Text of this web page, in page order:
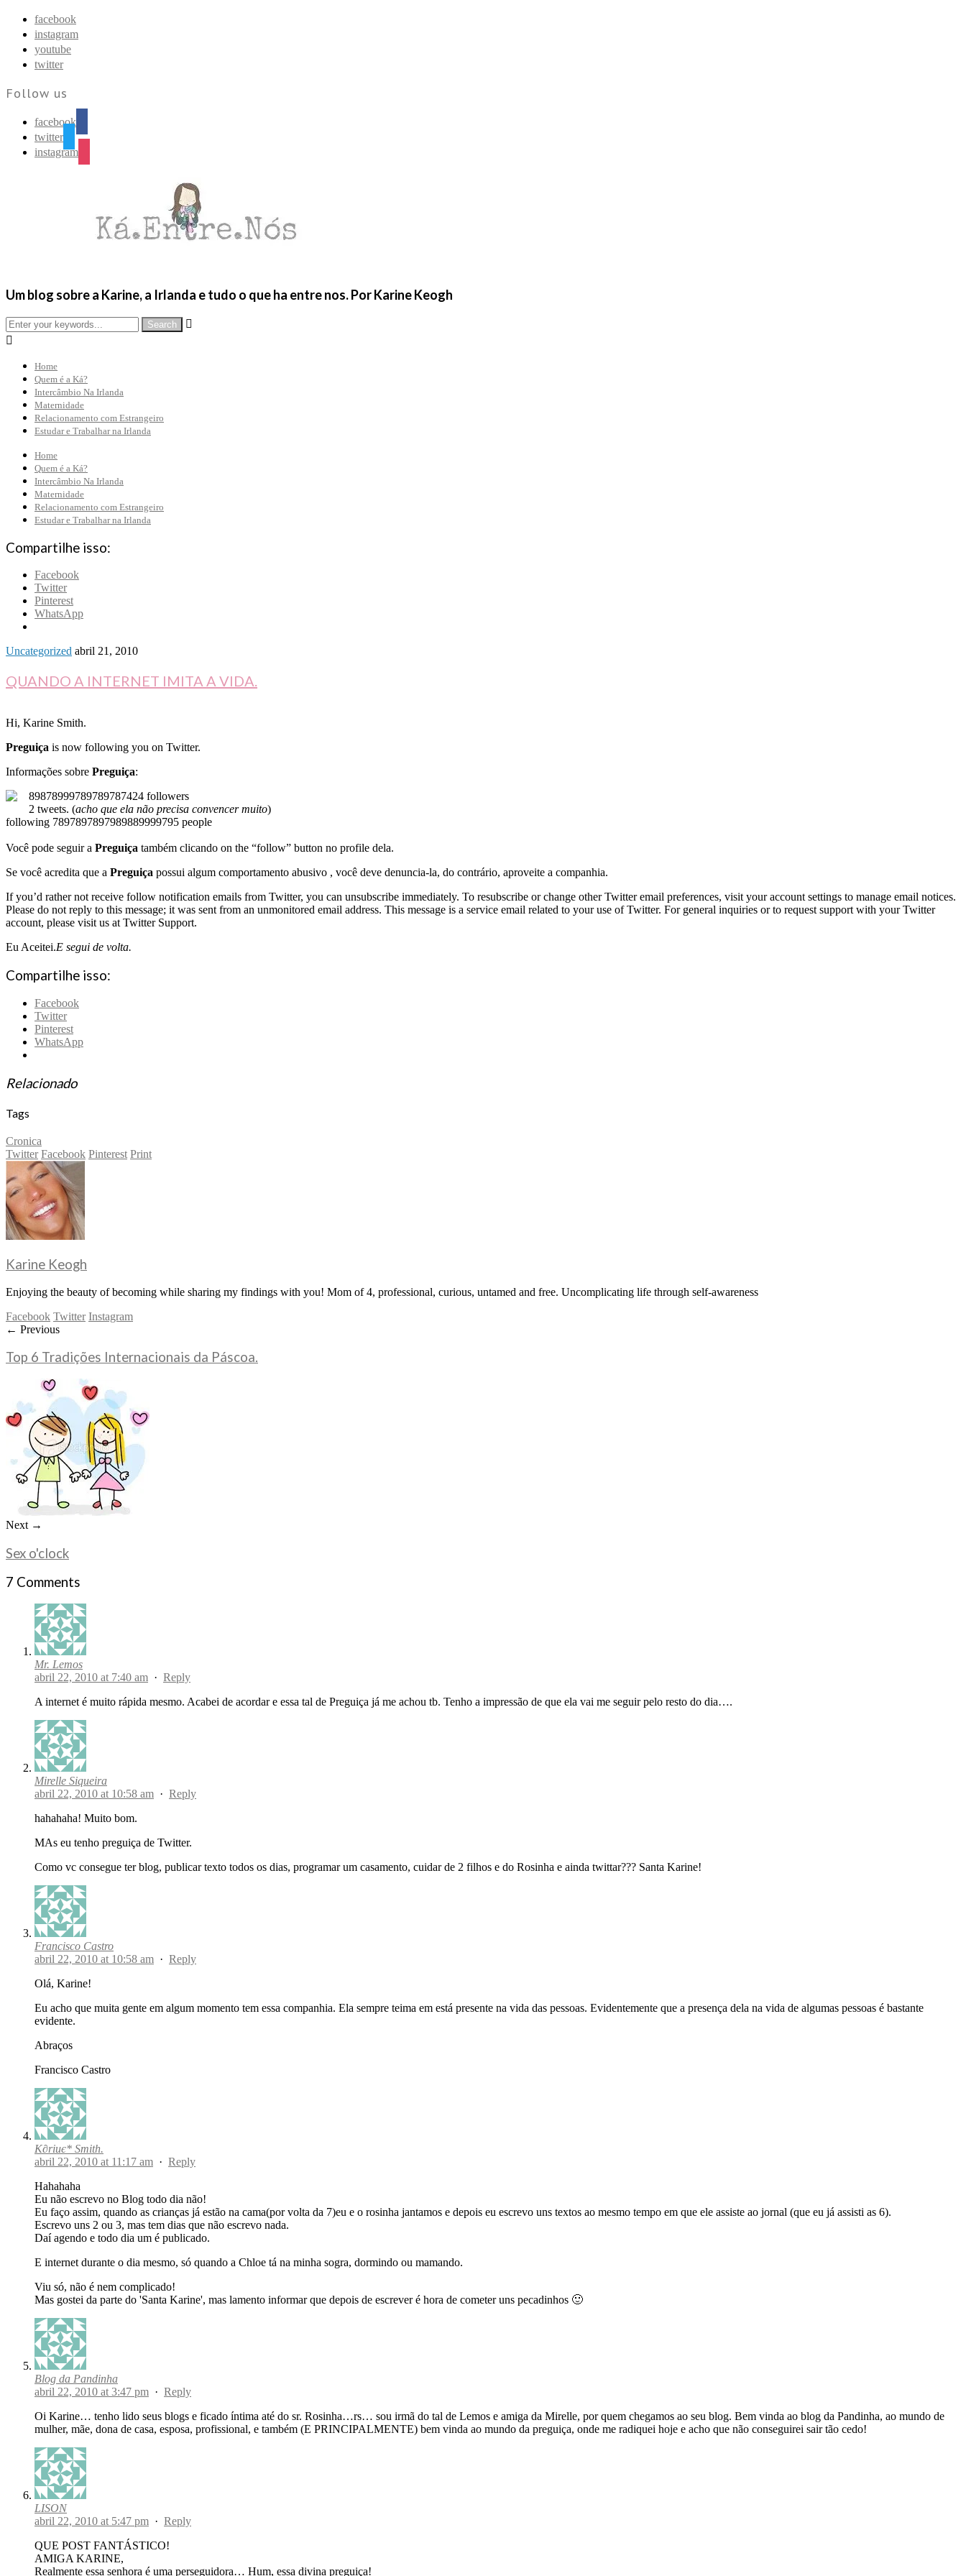
facebook
instagram
youtube
twitter
Follow us
facebook
twitter
instagram
Um blog sobre a Karine, a Irlanda e tudo o que ha entre nos. Por Karine Keogh


Home
Quem é a Ká?
Intercâmbio Na Irlanda
Maternidade
Relacionamento com Estrangeiro
Estudar e Trabalhar na Irlanda
Home
Quem é a Ká?
Intercâmbio Na Irlanda
Maternidade
Relacionamento com Estrangeiro
Estudar e Trabalhar na Irlanda
Compartilhe isso:
Facebook
Twitter
Pinterest
WhatsApp
Uncategorized abril 21, 2010
QUANDO A INTERNET IMITA A VIDA.
Hi, Karine Smith.
Preguiça is now following you on Twitter.
Informações sobre Preguiça:
89878999789789787424 followers
2 tweets. (acho que ela não precisa convencer muito)
following 7897897897989889999795 people
Você pode seguir a Preguiça também clicando on the “follow” button no profile dela.
Se você acredita que a Preguiça possui algum comportamento abusivo , você deve denuncia-la, do contrário, aproveite a companhia.
If you’d rather not receive follow notification emails from Twitter, you can unsubscribe immediately. To resubscribe or change other Twitter email preferences, visit your account settings to manage email notices.
Please do not reply to this message; it was sent from an unmonitored email address. This message is a service email related to your use of Twitter. For general inquiries or to request support with your Twitter
account, please visit us at Twitter Support.
Eu Aceitei.E segui de volta.
Compartilhe isso:
Facebook
Twitter
Pinterest
WhatsApp
Relacionado
Tags
Cronica
Twitter Facebook Pinterest Print
Karine Keogh
Enjoying the beauty of becoming while sharing my findings with you! Mom of 4, professional, curious, untamed and free. Uncomplicating life through self-awareness
Facebook Twitter Instagram
← Previous
Top 6 Tradições Internacionais da Páscoa.
Next →
Sex o'clock
7 Comments
Mr. Lemos
abril 22, 2010 at 7:40 am · Reply
A internet é muito rápida mesmo. Acabei de acordar e essa tal de Preguiça já me achou tb. Tenho a impressão de que ela vai me seguir pelo resto do dia….
Mirelle Siqueira
abril 22, 2010 at 10:58 am · Reply
hahahaha! Muito bom.
MAs eu tenho preguiça de Twitter.
Como vc consegue ter blog, publicar texto todos os dias, programar um casamento, cuidar de 2 filhos e do Rosinha e ainda twittar??? Santa Karine!
Francisco Castro
abril 22, 2010 at 10:58 am · Reply
Olá, Karine!
Eu acho que muita gente em algum momento tem essa companhia. Ela sempre teima em está presente na vida das pessoas. Evidentemente que a presença dela na vida de algumas pessoas é bastante
evidente.
Abraços
Francisco Castro
K∂riиє* Smith.
abril 22, 2010 at 11:17 am · Reply
Hahahaha
Eu não escrevo no Blog todo dia não!
Eu faço assim, quando as crianças já estão na cama(por volta da 7)eu e o rosinha jantamos e depois eu escrevo uns textos ao mesmo tempo em que ele assiste ao jornal (que eu já assisti as 6).
Escrevo uns 2 ou 3, mas tem dias que não escrevo nada.
Daí agendo e todo dia um é publicado.
E internet durante o dia mesmo, só quando a Chloe tá na minha sogra, dormindo ou mamando.
Viu só, não é nem complicado!
Mas gostei da parte do 'Santa Karine', mas lamento informar que depois de escrever é hora de cometer uns pecadinhos 🙂
Blog da Pandinha
abril 22, 2010 at 3:47 pm · Reply
Oi Karine… tenho lido seus blogs e ficado íntima até do sr. Rosinha…rs… sou irmã do tal de Lemos e amiga da Mirelle, por quem chegamos ao seu blog. Bem vinda ao blog da Pandinha, ao mundo de
mulher, mãe, dona de casa, esposa, profissional, e também (E PRINCIPALMENTE) bem vinda ao mundo da preguiça, onde me radiquei hoje e acho que não conseguirei sair tão cedo!
LISON
abril 22, 2010 at 5:47 pm · Reply
QUE POST FANTÁSTICO!
AMIGA KARINE,
Realmente essa senhora é uma perseguidora… Hum, essa divina preguiça!